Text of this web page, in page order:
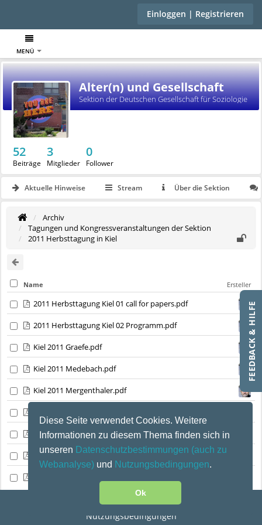
Diese Seite verwendet Cookies. Weitere
Informationen zu diesem Thema finden sich in
unseren Datenschutzbestimmungen (auch zu
Webanalyse) und Nutzungsbedingungen.
Ok
FEEDBACK & HILFE
Einloggen | Registrieren
MENÜ
Alter(n) und Gesellschaft
Sektion der Deutschen Gesellschaft für Soziologie
52
Beiträge
3
Mitglieder
0
Follower
Aktuelle Hinweise Stream Über die Sektion
Archiv
Tagungen und Kongressveranstaltungen der Sektion
2011 Herbsttagung in Kiel
Name Ersteller
2011 Herbsttagung Kiel 01 call for papers.pdf
2011 Herbsttagung Kiel 02 Programm.pdf
Kiel 2011 Graefe.pdf
Kiel 2011 Medebach.pdf
Kiel 2011 Mergenthaler.pdf
Kiel 2011 Schneider.pdf
Kiel 2011 Wangler.pdf
Datenschutz
Nutzungsbedingungen